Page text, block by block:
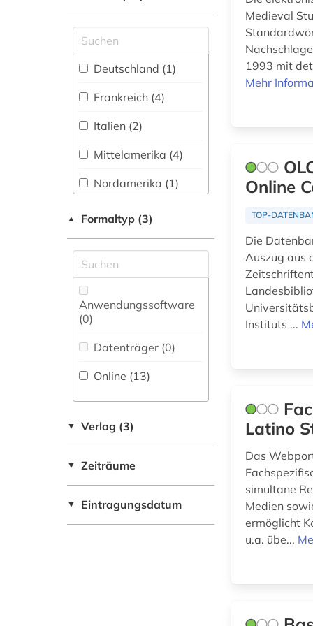
Rechtswissenschaft
(0)
Romanistik (30)
Slavistik (1)
Soziologie (1)
Sport (0)
Technik (0)
Religionswissenschaften
(0)
Wirtschaftswissenschaften
(0)
Forschung, Hochschul-,
hispanistik (6)
hispanoamerikanisch
(1)
hugo (1)
humanismus (1)
iberoromanistik (5)
indigenes volk (1)
informationswissenschaft
(1)
verflechtung (1)
internetportal (1)
italia (1)
italianistik (3)
italienisch (2)
karibik (1)
Deutschland (1)
Frankreich (4)
Italien (2)
Mittelamerika (4)
Nordamerika (1)
Oesterreich (1)
Portugal (2)
Schweiz (1)
Spanien (6)
Suedamerika (4)
▲ Formaltyp (3)
Anwendungssoftware
(0)
Datenträger (0)
Online (13)
▼ Verlag (3)
▼ Zeiträume
▼ Eintragungsdatum
Medieval
1993 mit
Mehr
Online
TOP-
Die
Auszug aus
Instituts ...
Latino
Das
simultane
Medien
ermöglicht
u.a. übe...